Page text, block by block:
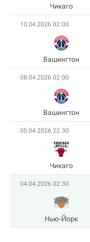
Чикаго
10.04.2026 02:00
Вашингтон
08.04.2026 02:00
Вашингтон
05.04.2026 22:30
Чикаго
04.04.2026 02:30
Нью-Йорк